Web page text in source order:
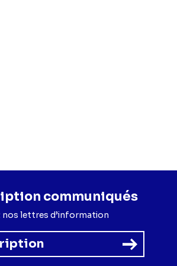
communiqués
nos lettres d’information